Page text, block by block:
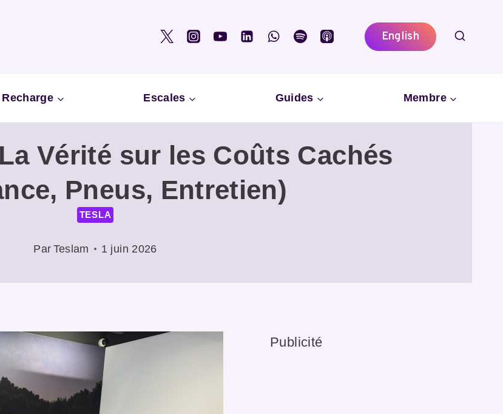
English
Recharge Escales Guides Membre
Vérité sur les Coûts Cachés
Pneus, Entretien)
TESLA
Par Teslam 1 juin 2026
Publicité